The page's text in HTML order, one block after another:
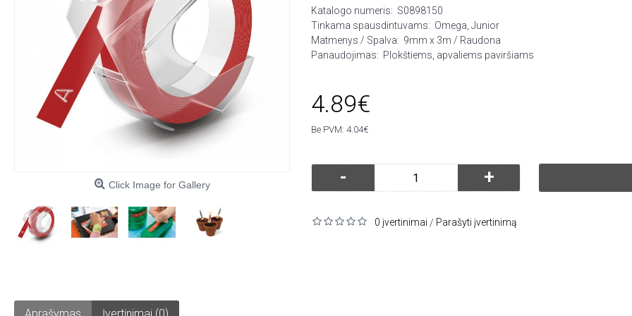
Click Image for Gallery
Katalogo numeris: S0898150
Tinkama spausdintuvams: Omega, Junior
Matmenys / Spalva: 9mm x 3m / Raudona
Panaudojimas: Plokštiems, apvaliems paviršiams
4.89€
Be PVM: 4.04€
- +
0 įvertinimai / Parašyti įvertinimą